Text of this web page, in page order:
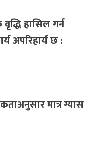
हासिल गर्न
अपरिहार्य छ :
मात्र ग्यास